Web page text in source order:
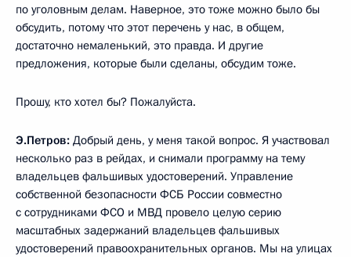
по уголовным делам. Наверное, это тоже можно было бы
обсудить, потому что этот перечень у нас, в общем,
достаточно немаленький, это правда. И другие
предложения, которые были сделаны, обсудим тоже.
Прошу, кто хотел бы? Пожалуйста.
Э.Петров: Добрый день, у меня такой вопрос. Я участвовал
несколько раз в рейдах, и снимали программу на тему
владельцев фальшивых удостоверений. Управление
собственной безопасности ФСБ России совместно
с сотрудниками ФСО и МВД провело целую серию
масштабных задержаний владельцев фальшивых
удостоверений правоохранительных органов. Мы на улицах